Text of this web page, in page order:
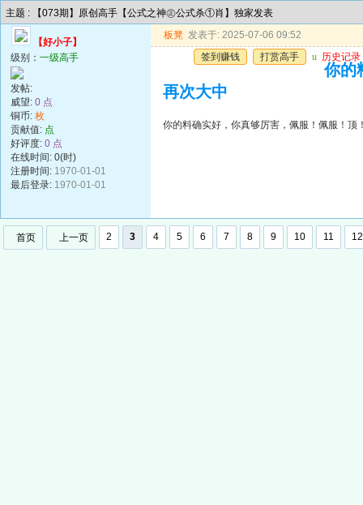
主题 : 【073期】原创高手【公式之神㊣公式杀①肖】独家发表
【好小子】
级别： 一级高手
发帖:
威望: 0 点
铜币: 枚
贡献值: 点
好评度: 0 点
在线时间: 0(时)
注册时间: 1970-01-01
最后登录: 1970-01-01
板凳 发表于: 2025-07-06 09:52
签到赚钱
打赏高手 u 历史记录
你的
再次大中
你的料确实好，你真够厉害，佩服！佩服！顶
首页 上一页 2 3 4 5 6 7 8 9 10 11 12